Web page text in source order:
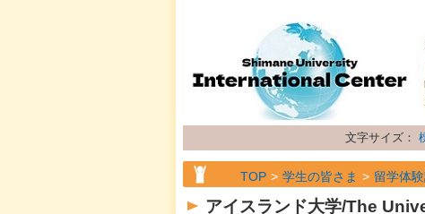
文字サイズ：
TOP 学生の皆さま
留学体
アイスランド大学/The
アイスランド大学/The